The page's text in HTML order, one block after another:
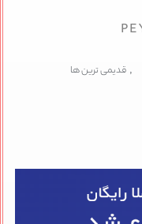
, قدیمی ترین ها